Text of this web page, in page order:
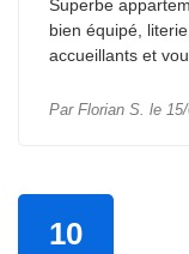
Superbe
bien équipé,
accueillants et
Par Florian S. le
10